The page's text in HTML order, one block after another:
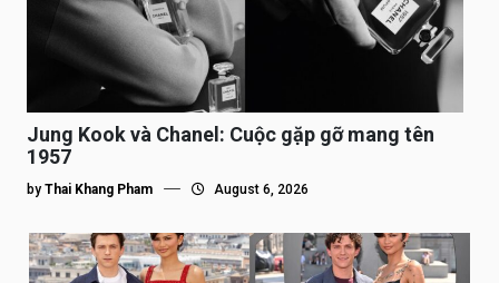
Jung Kook và Chanel: Cuộc gặp gỡ mang tên
1957
by Thai Khang Pham August 6, 2026